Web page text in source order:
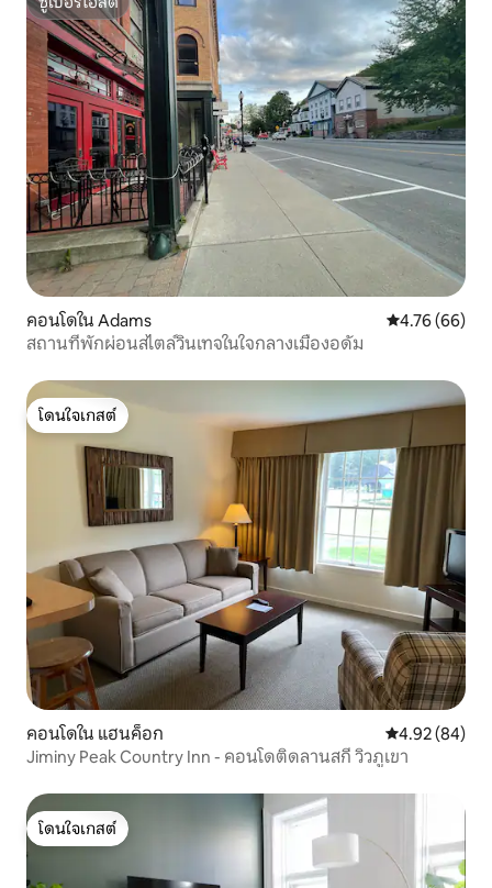
ซูเปอร์โฮสต์
คอนโดใน Adams คะแนนเฉลี่ย
4.76 (66)
สถานที่พักผ่อนสไตล์วินเทจในใจกลางเมืองอดัม
โดนใจเกสต์
โดนใจเกสต์
คอนโดใน แฮนค็อก คะแนนเฉลี่ย
4.92 (84)
Jiminy Peak Country Inn - คอนโดติดลานสกี วิวภูเขา
โดนใจเกสต์
โดนใจเกสต์